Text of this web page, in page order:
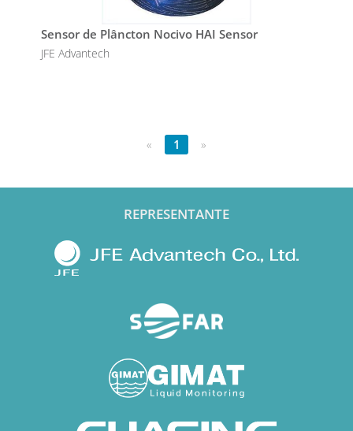
Sensor de Plâncton Nocivo HAI Sensor
JFE Advantech
« 1 »
REPRESENTANTE